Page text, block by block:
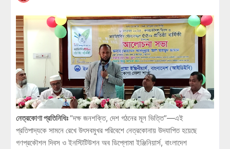
নেত্রকোণা প্রতিনিধিঃ“দক্ষ জনশক্তি, দেশ গঠনের মূল ভিত্তি”—এই
প্রতিপাদ্যকে সামনে রেখে উৎসবমুখর পরিবেশে নেত্রকোনায় উদযাপিত হয়েছে
গণপ্রকৌশল দিবস ও ইনস্টিটিউশন অব ডিপ্লোমা ইঞ্জিনিয়ার্স, বাংলাদেশ